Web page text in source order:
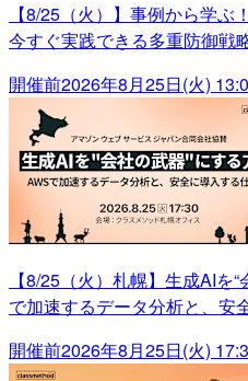
【8/25（火）】事例から学
今すぐ実践できる多重防御戦
開催前2026年8月25日(火)
【8/25（火）札幌】生成AIを
で加速するデータ分析と、安
開催前2026年8月25日(火)